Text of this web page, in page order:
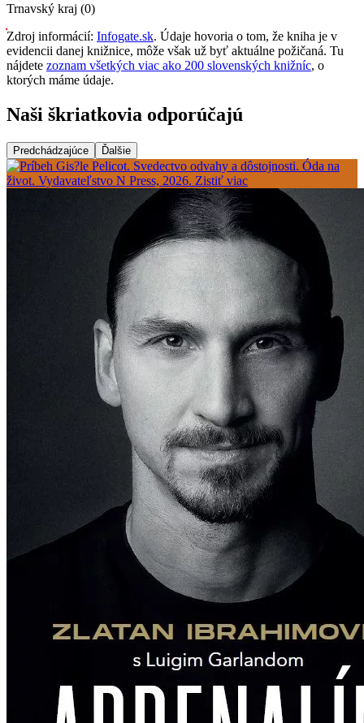
Trnavský kraj (0)
Zdroj informácií: Infogate.sk. Údaje hovoria o tom, že kniha je v
evidencii danej knižnice, môže však už byť aktuálne požičaná. Tu
nájdete zoznam všetkých viac ako 200 slovenských knižníc, o
ktorých máme údaje.
Naši škriatkovia odporúčajú
Predchádzajúce Ďalšie